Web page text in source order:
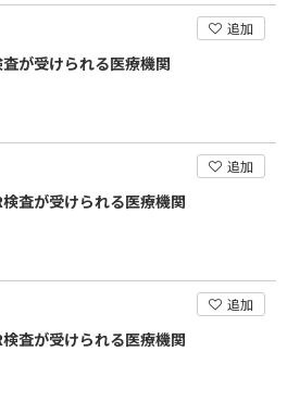
追加
が受けられる医療機関
追加
査が受けられる医療機関
追加
査が受けられる医療機関